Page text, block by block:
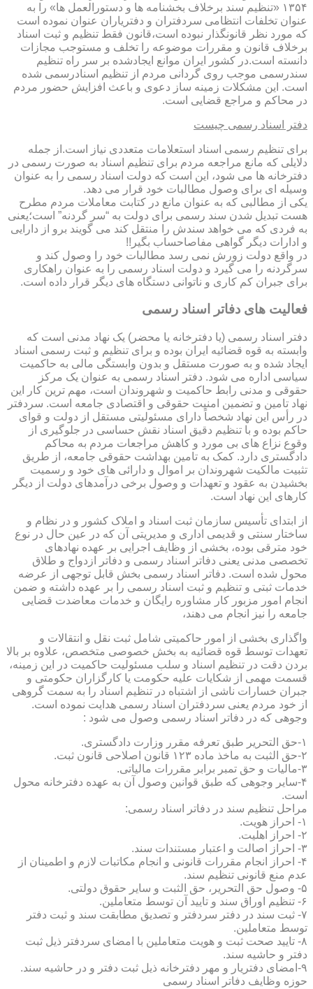
۱۳۵۴ «تنظیم سند برخلاف بخشنامه ها و دستورالعمل ها» را به
عنوان تخلفات انتظامی سردفتران و دفتریاران عنوان نموده است
که مورد نظر قانونگذار نبوده است،قانون فقط تنظیم و ثبت اسناد
برخلاف قانون و مقررات موضوعه را تخلف و مستوجب مجازات
دانسته است.در کشور ایران موانع ایجادشده بر سر راه تنظیم
سندرسمی موجب روی گردانی مردم از تنظیم اسنادرسمی شده
است. این مشکلات زمینه ساز دعوی و باعث افزایش حضور مردم
در محاکم و مراجع قضایی است.
دفتر اسناد رسمی چیست
برای تنظیم رسمی اسناد استعلامات متعددی نیاز است.از جمله
دلایلی که مانع مراجعه مردم برای تنظیم اسناد به صورت رسمی در
دفترخانه ها می شود، این است که دولت اسناد رسمی را به عنوان
وسیله ای برای وصول مطالبات خود قرار می دهد.
یکی از مطالبی که به عنوان مانع در کتابت معاملات مردم مطرح
هست تبدیل شدن سند رسمی برای دولت به “سر گردنه” است؛یعنی
به فردی که می خواهد سندش را منتقل کند می گویند برو از دارایی
و ادارات دیگر گواهی مفاصاحساب بگیر!!
در واقع دولت زورش نمی رسد مطالبات خود را وصول کند و
سرگردنه را می گیرد و دولت اسناد رسمی را به عنوان راهکاری
برای جبران کم کاری و ناتوانی دستگاه های دیگر قرار داده است.
فعالیت های دفاتر اسناد رسمی
دفتر اسناد رسمی (یا دفترخانه یا محضر) یک نهاد مدنی است که
وابسته به قوه قضائیه ایران بوده و برای تنظیم و ثبت رسمی اسناد
ایجاد شده و به صورت مستقل و بدون وابستگی مالی به حاکمیت
سیاسی اداره می شود. دفتر اسناد رسمی به عنوان یک مرکز
حقوقی و مدنی رابط حاکمیت و شهروندان است، مهم ترین کار این
نهاد تامین و تضمین امنیت حقوقی و اقتصادی جامعه است. سردفتر
در رأس این نهاد شخصاً دارای مسئولیتی مستقل از دولت و قوای
حاکم بوده و با تنظیم دقیق اسناد نقش حساسی در جلوگیری از
وقوع نزاع های بی مورد و کاهش مراجعات مردم به محاکم
دادگستری دارد. کمک به تامین بهداشت حقوقی جامعه، از طریق
تثبیت مالکیت شهروندان بر اموال و دارائی های خود و رسمیت
بخشیدن به عقود و تعهدات و وصول برخی درآمدهای دولت از دیگر
کارهای این نهاد است.
از ابتدای تأسیس سازمان ثبت اسناد و املاک کشور و در نظام و
ساختار سنتی و قدیمی اداری و مدیریتی آن که در عین حال در نوع
خود مترقی بوده، بخشی از وظایف اجرایی بر عهده نهادهای
تخصصی مدنی یعنی دفاتر اسناد رسمی و دفاتر ازدواج و طلاق
محول شده است. دفاتر اسناد رسمی بخش قابل توجهی از عرضه
خدمات ثبتی و تنظیم و ثبت اسناد رسمی را بر عهده داشته و ضمن
انجام امور مزبور کار مشاوره رایگان و خدمات معاضدت قضایی
جامعه را نیز انجام می دهند،
واگذاری بخشی از امور حاکمیتی شامل ثبت نقل و انتقالات و
تعهدات توسط قوه قضائیه به بخش خصوصی متخصص، علاوه بر بالا
بردن دقت در تنظیم اسناد و سلب مسئولیت حاکمیت در این زمینه،
قسمت مهمی از شکایات علیه حکومت یا کارگزاران حکومتی و
جبران خسارات ناشی از اشتباه در تنظیم اسناد را به سمت گروهی
از خود مردم یعنی سردفتران اسناد رسمی هدایت نموده است.
وجوهی که در دفاتر اسناد رسمی وصول می شود :
۱-حق التحریر طبق تعرفه مقرر وزارت دادگستری.
۲-حق الثبت به ماخذ ماده ۱۲۳ قانون اصلاحی قانون ثبت.
۳-مالیات و حق تمبر برابر مقررات مالیاتی.
۴-سایر وجوهی که طبق قوانین وصول آن به عهده دفترخانه محول
است.
مراحل تنظیم سند در دفاتر اسناد رسمی:
۱- احراز هویت.
۲- احراز اهلیت.
۳- احراز اصالت و اعتبار مستندات سند.
۴- احراز انجام مقررات قانونی و انجام مکاتبات لازم و اطمینان از
عدم منع قانونی تنظیم سند.
۵- وصول حق التحریر، حق الثبت و سایر حقوق دولتی.
۶- تنظیم اوراق سند و تایید آن توسط متعاملین.
۷- ثبت سند در دفتر سردفتر و تصدیق مطابقت سند و ثبت دفتر
توسط متعاملین.
۸- تایید صحت ثبت و هویت متعاملین با امضای سردفتر ذیل ثبت
دفتر و حاشیه سند.
۹-امضای دفتریار و مهر دفترخانه ذیل ثبت دفتر و در حاشیه سند.
حوزه وظایف دفاتر اسناد رسمی